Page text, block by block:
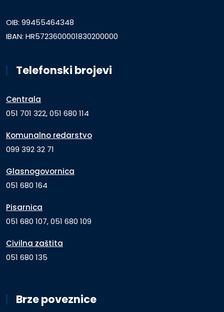
OIB: 99455464348
IBAN: HR5723600001830200000
Telefonski brojevi
Centrala
051 701 322, 051 680 114
Komunalno redarstvo
099 392 32 71
Glasnogovornica
051 680 164
Pisarnica
051 680 107, 051 680 109
Civilna zaštita
051 680 135
Brze poveznice